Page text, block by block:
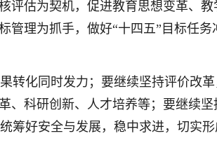
评估为契机，促进教育思想变革、教
理为抓手，做好“十四五”目标任务
转化同时发力；要继续坚持评价改
、科研创新、人才培养等；要继续坚
筹好安全与发展，稳中求进，切实